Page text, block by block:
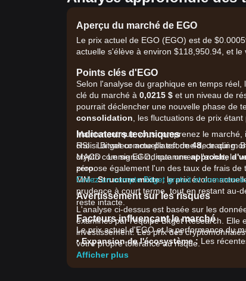
Aperçu du marché de EGO
Le prix actuel de EGO (EGO) est de
actuelle s'élève à environ $118,950.94, et
Points clés d'EGO
Selon l'analyse du graphique en temps
clé du marché à 0,0215 $ et un niveau de
pourrait déclencher une nouvelle phase de
consolidation , les fluctuations de prix
Indicateurs techniques
RSI : La valeur actuelle est de48, ce qui
MACD : Le signal indique uneapproche
zéro.
MM :Structure mixte; le prix évolue
prudence à court terme, tout en restant au-
reste intacte.
Facteurs influençant le marché
Le prix actuel d'EGO et la performance du
•Expansion de l'écosystème : Les
incitations pour l'économie des créateurs
Maintenant que vous comprenez le
choisi Bitget comme plateforme de trading.
crypto comme EGO, notamment l'achat, la
propose également l'un des taux de frais
Créez un compte Bitget gratuit et
Avertissement sur les risques
L'analyse ci-dessus est basée sur les
examinés par l'équipe Bitget Research. Elle
investissement. Les prix des
votre propre tolérance au risque.
Afficher plus